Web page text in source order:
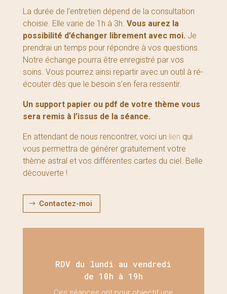
La durée de l’entretien dépend de la consultation
choisie. Elle varie de 1h à 3h. Vous aurez la
possibilité d’échanger librement avec moi. Je
prendrai un temps pour répondre à vos questions.
Notre échange pourra être enregistré par vos
soins. Vous pourrez ainsi repartir avec un outil à ré-
écouter dès que le besoin s’en fera ressentir.
Un support papier ou pdf de votre thème vous
sera remis à l’issus de la séance.
En attendant de nous rencontrer, voici un lien qui
vous permettra de générer gratuitement votre
thème astral et vos différentes cartes du ciel. Belle
découverte !
$ Contactez-moi
RDV du lundi au vendredi
de 10h à 19h